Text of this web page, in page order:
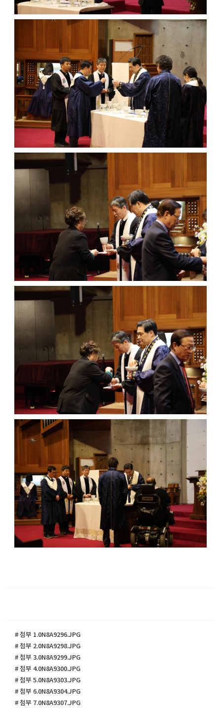
# 첨부 1.0N8A9296.JPG
# 첨부 2.0N8A9298.JPG
# 첨부 3.0N8A9299.JPG
# 첨부 4.0N8A9300.JPG
# 첨부 5.0N8A9303.JPG
# 첨부 6.0N8A9304.JPG
# 첨부 7.0N8A9307.JPG